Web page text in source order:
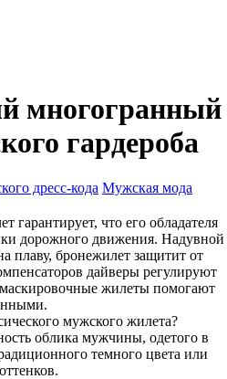
многогранный
гардероба
дресс-кода Мужская мода
что его обладателя
дорожного движения. Надувной
плаву, бронежилет защитит от
дайверы регулируют
жилеты помогают
мужского жилета?
облика мужчины, одетого в
темного цвета или